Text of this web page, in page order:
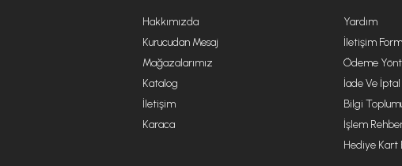
Hakkımızda
Kurucudan Mesaj
Mağazalarımız
Katalog
İletişim
Karaca
Yardım
İletişim
Ödeme
İade Ve İptal
Bilgi
İşlem
Hediye Kart